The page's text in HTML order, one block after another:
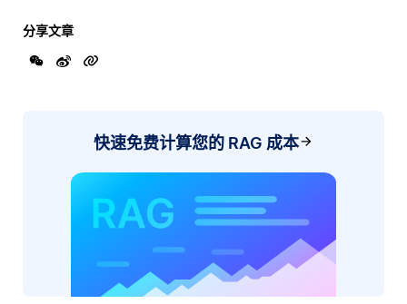
分享文章
快速免费计算您的 RAG 成本